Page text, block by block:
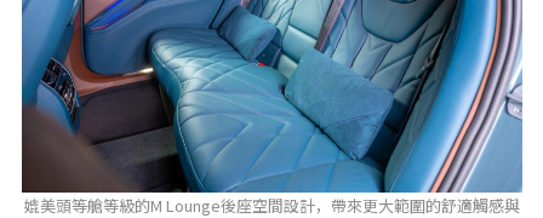
媲美頭等艙等級的M Lounge後座空間設計，帶來更大範圍的舒適觸感與